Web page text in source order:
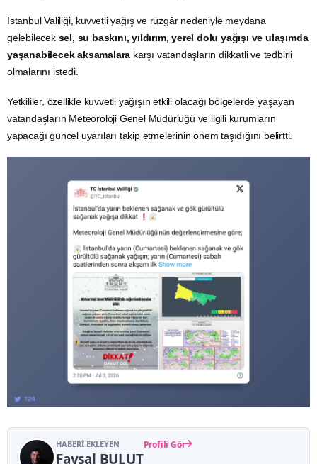
İstanbul Valiliği, kuvvetli yağış ve rüzgâr nedeniyle meydana
gelebilecek sel, su baskını, yıldırım, yerel dolu yağışı ve ulaşımda
yaşanabilecek aksamalara karşı vatandaşların dikkatli ve tedbirli
olmalarını istedi.
Yetkililer, özellikle kuvvetli yağışın etkili olacağı bölgelerde yaşayan
vatandaşların Meteoroloji Genel Müdürlüğü ve ilgili kurumların
yapacağı güncel uyarıları takip etmelerinin önem taşıdığını belirtti.
HABERI EKLEYEN
Faysal BULUT
Profili Gör